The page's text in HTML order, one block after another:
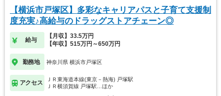
【横浜市戸塚区】多彩なキャリアパスと子育て支援制
度充実♪高給与のドラッグストアチェーン◎
給与
【月収】33.5万円
【年収】515万円～650万円
勤務地 神奈川県 横浜市戸塚区
アクセス
ＪＲ東海道本線(東京－熱海) 戸塚駅
ＪＲ横須賀線 戸塚駅…ほか